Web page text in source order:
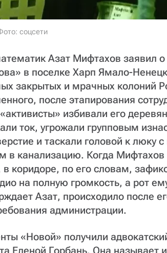
соцсети
Азат Мифтахов заявил
в поселке Харп Ямало-
закрытых и мрачных колоний
после этапирования
избивали его
ток, угрожали групповым
и таскали головой к люку
в канализацию. Когда
в коридоре, по его словам,
на полную громкость, а рот
Азат, происходило после
администрации.
«Новой» получили
Еленой Горбань. Она называет